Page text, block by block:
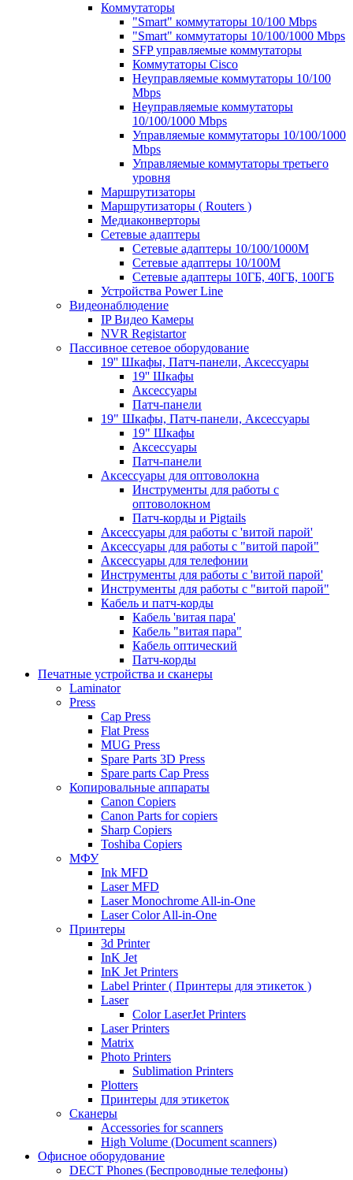
Коммутаторы
"Smart" коммутаторы 10/100 Mbps
"Smart" коммутаторы 10/100/1000 Mbps
SFP управляемые коммутаторы
Коммутаторы Cisco
Неуправляемые коммутаторы 10/100
Mbps
Неуправляемые коммутаторы
10/100/1000 Mbps
Управляемые коммутаторы 10/100/1000
Mbps
Управляемые коммутаторы третьего
уровня
Маршрутизаторы
Маршрутизаторы ( Routers )
Медиаконверторы
Сетевые адаптеры
Сетевые адаптеры 10/100/1000М
Сетевые адаптеры 10/100M
Сетевые адаптеры 10ГБ, 40ГБ, 100ГБ
Устройства Power Line
Видеонаблюдение
IP Видео Камеры
NVR Registartor
Пассивное сетевое оборудование
19'' Шкафы, Патч-панели, Аксессуары
19'' Шкафы
Аксессуары
Патч-панели
19" Шкафы, Патч-панели, Аксессуары
19" Шкафы
Аксессуары
Патч-панели
Аксессуары для оптоволокна
Инструменты для работы с
оптоволокном
Патч-корды и Pigtails
Аксессуары для работы с 'витой парой'
Аксессуары для работы с "витой парой"
Аксессуары для телефонии
Инструменты для работы с 'витой парой'
Инструменты для работы с "витой парой"
Кабель и патч-корды
Кабель 'витая пара'
Кабель "витая пара"
Кабель оптический
Патч-корды
Печатные устройства и сканеры
Laminator
Press
Cap Press
Flat Press
MUG Press
Spare Parts 3D Press
Spare parts Cap Press
Копировальные аппараты
Canon Copiers
Canon Parts for copiers
Sharp Copiers
Toshiba Copiers
МФУ
Ink MFD
Laser MFD
Laser Monochrome All-in-One
Laser Color All-in-One
Принтеры
3d Printer
InK Jet
InK Jet Printers
Label Printer ( Принтеры для этикеток )
Laser
Color LaserJet Printers
Laser Printers
Matrix
Photo Printers
Sublimation Printers
Plotters
Принтеры для этикеток
Сканеры
Accessories for scanners
High Volume (Document scanners)
Офисное оборудование
DECT Phones (Беспроводные телефоны)